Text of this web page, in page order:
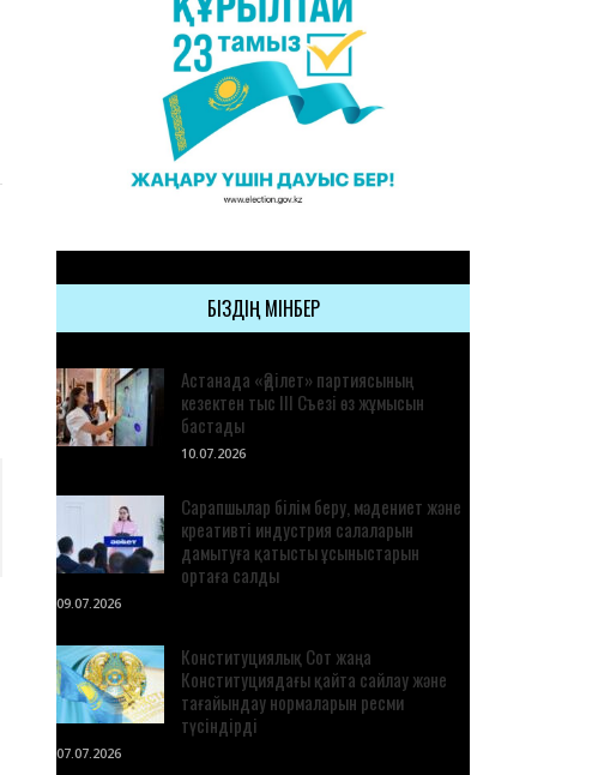
БІЗДІҢ МІНБЕР
Астанада «Әділет» партиясының
кезектен тыс III Съезі өз жұмысын
бастады
10.07.2026
Сарапшылар білім беру, мәдениет және
креативті индустрия салаларын
дамытуға қатысты ұсыныстарын
ортаға салды
09.07.2026
Конституциялық Сот жаңа
Конституциядағы қайта сайлау және
тағайындау нормаларын ресми
түсіндірді
07.07.2026